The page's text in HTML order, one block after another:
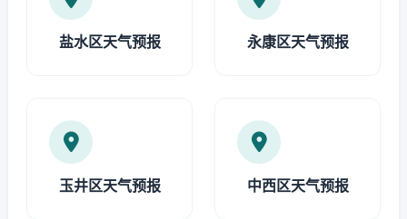
盐水区天气预报 永康区天气预报
玉井区天气预报 中西区天气预报